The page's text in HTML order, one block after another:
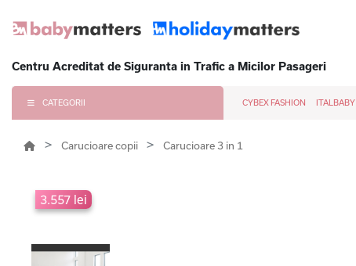
Centru Acreditat de Siguranta in Trafic a Micilor Pasageri
CATEGORII CYBEX FASHION ITALBABY
Carucioare copii Carucioare 3 in 1
3.557 lei